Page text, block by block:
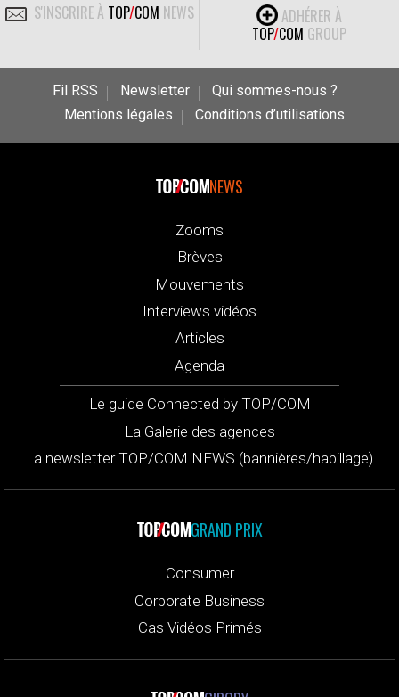
S'INSCRIRE À TOP/COM NEWS
ADHÉRER À
TOP/COM GROUP
Fil RSS Newsletter
Qui sommes-nous ?
Mentions légales
Conditions d’utilisations
NEWS
Zooms
Brèves
Mouvements
Interviews vidéos
Articles
Agenda
Le guide Connected by TOP/COM
La Galerie des agences
La newsletter TOP/COM NEWS (bannières/habillage)
GRAND PRIX
Consumer
Corporate Business
Cas Vidéos Primés